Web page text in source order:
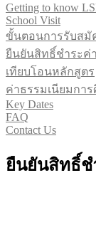
Getting to know
School Visit
ขั้นตอนการรับสมั
ยืนยันสิทธิ์ชำระค่
เทียบโอนหลักสูตร
ค่าธรรมเนียมการ
Key Dates
FAQ
Contact Us
ยืนยันสิทธิ์ช